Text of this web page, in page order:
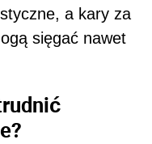
a kary za
sięgać nawet